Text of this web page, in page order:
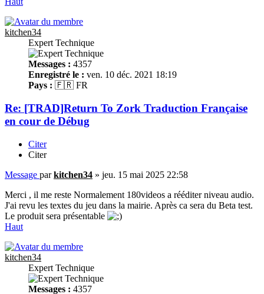
kitchen34
Expert Technique
Messages : 4357
Enregistré le : ven. 10 déc. 2021 18:19
Pays : 🇫🇷 FR
Re: [TRAD]Return To Zork Traduction Française
en cour de Débug
Citer
Citer
Message parkitchen34 » jeu. 15 mai 2025 22:58
Merci , il me reste Normalement 180videos a rééditer niveau audio.
J'ai revu les textes du jeu dans la mairie. Après ca sera du Beta test.
Le produit sera présentable
Haut
kitchen34
Expert Technique
Messages : 4357